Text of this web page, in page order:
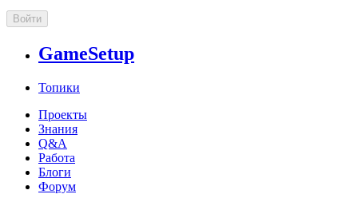
Войти
GameSetup
Топики
Проекты
Знания
Q&A
Работа
Блоги
Форум